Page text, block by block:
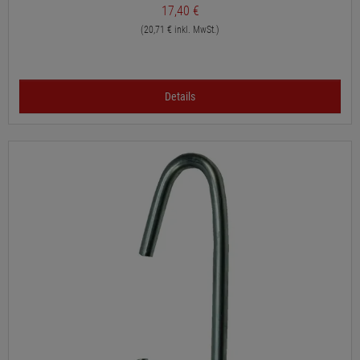
17,40 €
(20,71 € inkl. MwSt.)
Details